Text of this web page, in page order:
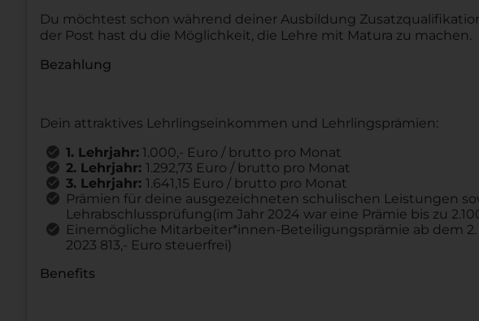
Du möchtest schon während deiner Ausbildung
der Post hast du die Möglichkeit, die Lehre mit Matura zu machen.
Bezahlung
Dein attraktives Lehrlingseinkommen und Lehrlingsprämien:
1. Lehrjahr: 1.000,- Euro / brutto pro Monat
2. Lehrjahr: 1.292,73 Euro / brutto pro Monat
3. Lehrjahr: 1.641,15 Euro / brutto pro Monat
Prämien für deine ausgezeichneten schulischen Leistungen
Lehrabschlussprüfung(im Jahr 2024 war eine Prämie bis zu
Einemögliche Mitarbeiter*innen-Beteiligungsprämie ab dem
2023 813,- Euro steuerfrei)
Benefits